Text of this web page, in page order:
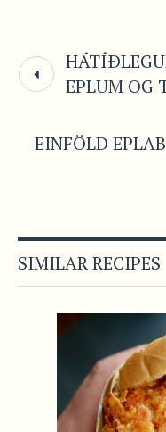
EPLUM OG
EINFÖLD
SIMILAR RECIPES